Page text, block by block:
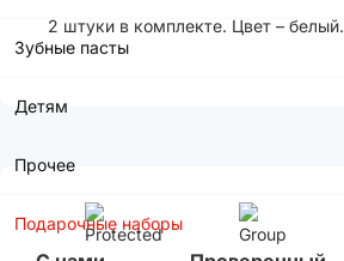
Зубные пасты
Детям
Прочее
Подарочные наборы
2 штуки в комплекте. Цвет – белый.